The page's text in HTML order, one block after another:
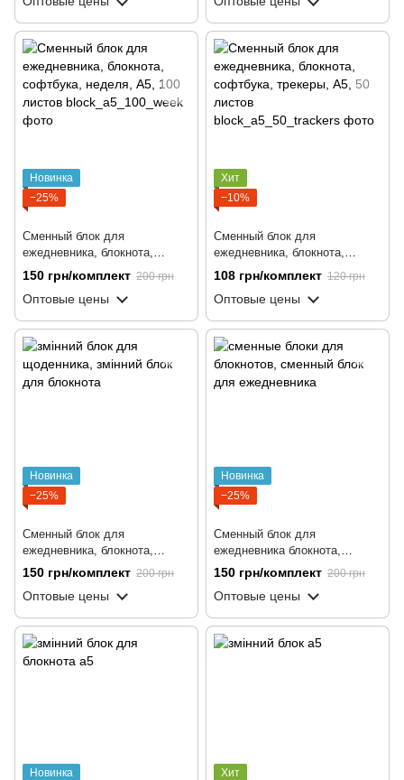
Новинка
−25%
Сменный блок для
ежедневника, блокнота,
софтбука, неделя, А5, 100
листов
150 грн/комплект 200 грн
Оптовые цены
Хит
−10%
Сменный блок для
ежедневника, блокнота,
софтбука, трекеры, А5, 50
листов
108 грн/комплект 120 грн
Оптовые цены
Новинка
−25%
Сменный блок для
ежедневника, блокнота,
софтбука, А5, 100 листов,
клетка
150 грн/комплект 200 грн
Оптовые цены
Новинка
−25%
Сменный блок для
ежедневника блокнота,
софтбука, А5, 100 листов,
линия
150 грн/комплект 200 грн
Оптовые цены
Новинка
Хит